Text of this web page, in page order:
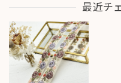
最近チ